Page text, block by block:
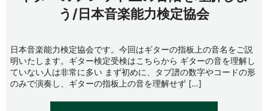
う/日本音楽能力検定協会
日本音楽能力検定協会です。今回はギターの指板上の音名をご説
明いたします。ギター検定受検はこちらから ギターの音を理解し
ていない人は非常に多い まず初めに、タブ譜の数字やコードの形
のみで演奏し、ギターの指板上の音を理解せず […]